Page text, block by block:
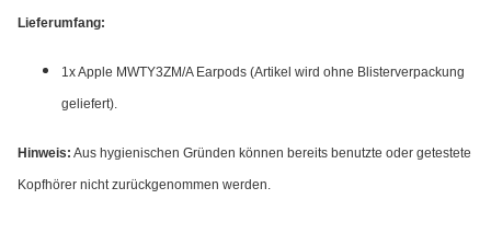
Lieferumfang:
1x Apple MWTY3ZM/A Earpods (Artikel wird ohne Blisterverpackung
geliefert).
Hinweis: Aus hygienischen Gründen können bereits benutzte oder getestete
Kopfhörer nicht zurückgenommen werden.